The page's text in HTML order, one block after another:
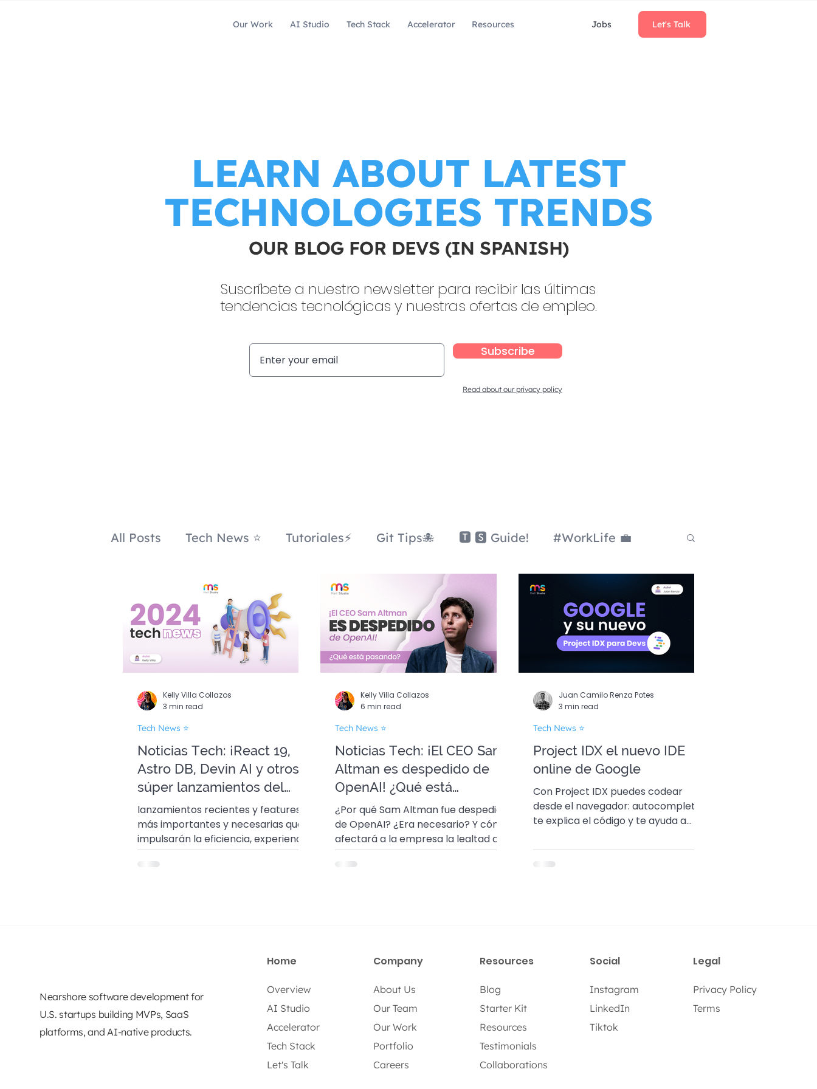
Our Work AI Studio Tech Stack Accelerator Resources Jobs Let's Talk
LEARN ABOUT LATEST
TECHNOLOGIES TRENDS
OUR BLOG FOR DEVS (IN SPANISH)
Suscríbete a nuestro newsletter para recibir las últimas
tendencias tecnológicas y nuestras ofertas de empleo.
Subscribe
Read about our privacy policy
All Posts Tech News ⭐ Tutoriales⚡ Git Tips🐙 🆃 🆂 Guide! #WorkLife 💼
Guías Dev 🚀
Noticias Tech: ¡React 19,
Astro DB, Devin AI y otros
súper lanzamientos del
2024!
lanzamientos recientes y features
más importantes y necesarias que
impulsarán la eficiencia, experiencia
y velocidad del desarrollo en 2024
Tech News ⭐
Kelly Villa Collazos
3 min read
Noticias Tech: ¡El CEO Sam
Altman es despedido de
OpenAI! ¿Qué está
pasando?
¿Por qué Sam Altman fue despedido
de OpenAI? ¿Era necesario? Y cómo
afectará a la empresa la lealtad de
los empleados ¡Conoce todo aquí!
Tech News ⭐
Kelly Villa Collazos
6 min read
Project IDX el nuevo IDE
online de Google
Con Project IDX puedes codear
desde el navegador: autocompleta,
te explica el código y te ayuda a
Artificial!
Tech News ⭐
Juan Camilo Renza Potes
3 min read
Nearshore software development for
U.S. startups building MVPs, SaaS
platforms, and AI-native products.
Home
Overview
AI Studio
Accelerator
Tech Stack
Let's Talk
Company
About Us
Our Team
Our Work
Portfolio
Careers
Resources
Blog
Starter Kit
Resources
Testimonials
Collaborations
Social
Instagram
LinkedIn
Tiktok
Legal
Privacy Policy
Terms